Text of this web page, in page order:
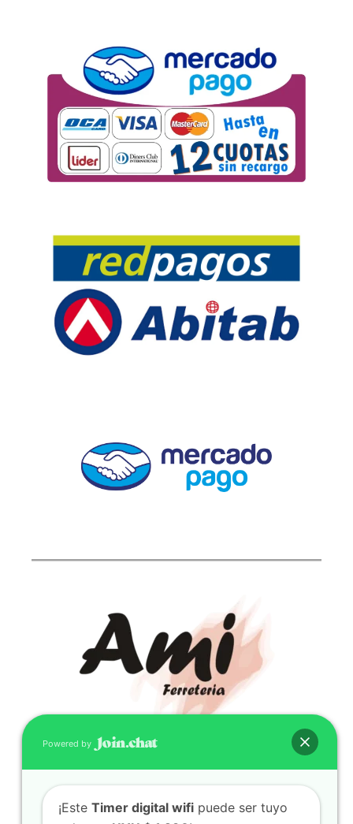
CONTACTO
(598) 099 466 212
correo@ferreami.com.uy
Powered by
¡Este Timer digital wifi puede ser tuyo